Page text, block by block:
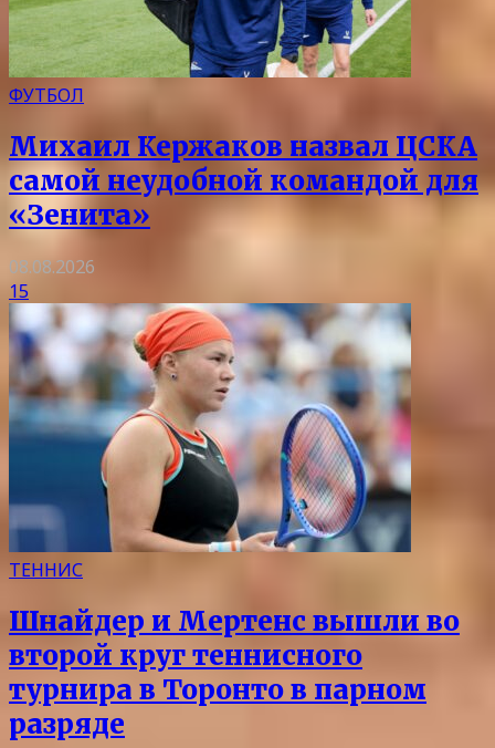
ФУТБОЛ
Михаил Кержаков назвал ЦСКА
самой неудобной командой для
«Зенита»
08.08.2026
15
ТЕННИС
Шнайдер и Мертенс вышли во
второй круг теннисного
турнира в Торонто в парном
разряде